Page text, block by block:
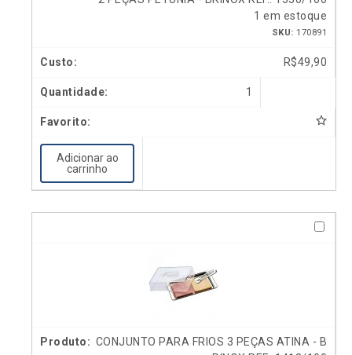
1 em estoque
SKU: 170891
R$49,90
1
Adicionar ao
carrinho
CONJUNTO PARA FRIOS 3 PEÇAS ATINA - B